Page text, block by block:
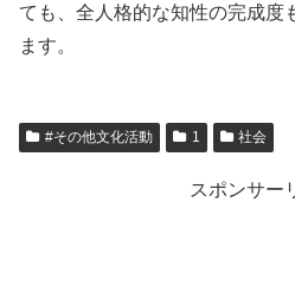
ても、全人格的な知性の完成度
ます。
#その他文化活動 1 社会
スポンサー